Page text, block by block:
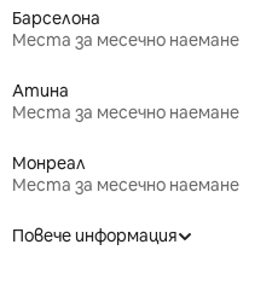
Барселона
Места за месечно наемане
Атина
Места за месечно наемане
Монреал
Места за месечно наемане
Повече информация